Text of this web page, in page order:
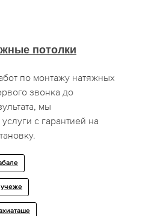
потолки
по монтажу натяжных
звонка до
мы
с гарантией на